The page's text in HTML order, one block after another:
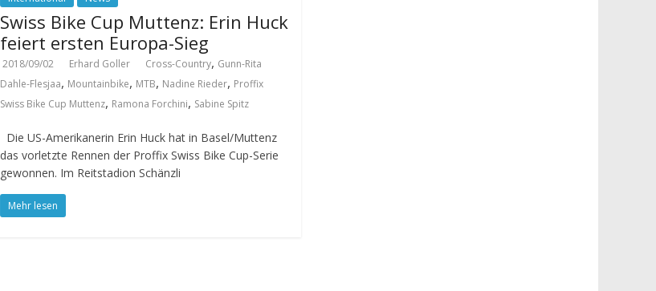
Swiss Bike Cup Muttenz: Erin Huck
feiert ersten Europa-Sieg
2018/09/02 Erhard Goller Cross-Country, Gunn-Rita
Dahle-Flesjaa, Mountainbike, MTB, Nadine Rieder, Proffix
Swiss Bike Cup Muttenz, Ramona Forchini, Sabine Spitz
Die US-Amerikanerin Erin Huck hat in Basel/Muttenz
das vorletzte Rennen der Proffix Swiss Bike Cup-Serie
gewonnen. Im Reitstadion Schänzli
Mehr lesen